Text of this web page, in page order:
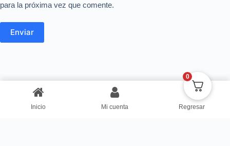
para la próxima vez que comente.
Enviar
Inicio Mi cuenta Regresar
0